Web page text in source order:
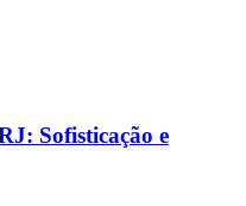
Sofisticação e